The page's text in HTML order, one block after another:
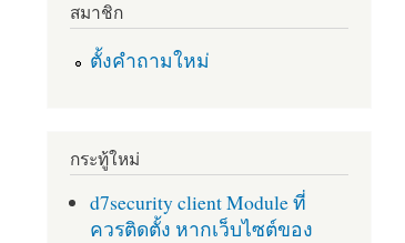
สมาชิก
ตั้งคำถามใหม่
กระทู้ใหม่
d7security client Module ที่
ควรติดตั้ง หากเว็บไซต์ของ